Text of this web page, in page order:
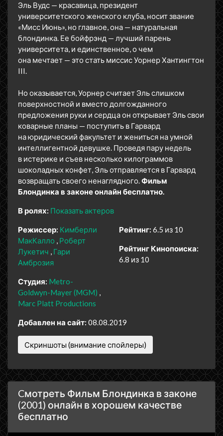
Эль Вудс — красавица, президент
университетского женского клуба, носит звание
«Мисс Июнь», но главное, она — натуральная
блондинка. Ее бойфрэнд — лучший парень
университета, и единственное, о чем
она мечтает — это стать миссис Уорнер Хантингтон
III.
Но оказывается, Уорнер считает Эль слишком
поверхностной и вместо долгожданного
предложения руки и сердца он открывает Эль свои
коварные планы — поступить в Гарвард
на юридический факультет и жениться на умной
интеллигентной девушке. Проведя пару недель
в истерике и съев несколько килограммов
шоколадных конфет, Эль отправляется в Гарвард
возвращать своего ненаглядного.Фильм
Блондинка в законе онлайн бесплатно.
В ролях: Показать актеров
Режиссер: Кимберли
МакКалло
Роберт
Лукетич
Гари
Амброзия
Студия: Metro-
Goldwyn-Mayer (MGM)
Marc Platt Productions
Рейтинг: 6.5 из 10
Рейтинг Кинопоиска:
6.8 из 10
Добавлен на сайт: 08.08.2019
Скриншоты (внимание спойлеры)
Cмотреть Фильм Блондинка в законе
(2001) онлайн в хорошем качестве
бесплатно